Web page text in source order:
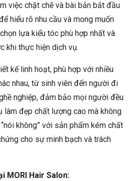
việc chặt chẽ và bài bản bắt đầu
hiểu rõ nhu cầu và mong muốn
lựa kiểu tóc phù hợp nhất và
khi thực hiện dịch vụ.
kế linh hoạt, phù hợp với nhiều
nhau, từ sinh viên đến người đi
nghiệp, đảm bảo mọi người đều
làm đẹp chất lượng cao mà không
không” với sản phẩm kém chất
cho sự minh bạch và trách
MORI Hair Salon: